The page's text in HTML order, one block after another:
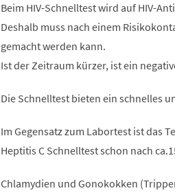
Beim HIV-Schnelltest wird auf HIV-
Deshalb muss nach einem
gemacht werden kann.
Ist der Zeitraum kürzer, ist ein
Die Schnelltest bieten ein schnelles
Im Gegensatz zum Labortest ist das
Heptitis C Schnelltest schon nach
Chlamydien und Gonokokken